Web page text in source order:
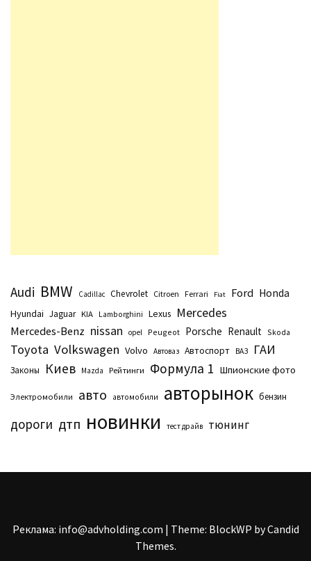
Audi BMW Cadillac Chevrolet Citroen Ferrari Fiat Ford Honda
Hyundai Jaguar KIA Lamborghini Lexus Mercedes
Mercedes-Benz nissan opel Peugeot Porsche Renault Skoda
Toyota Volkswagen Volvo Автоваз Автоспорт ВАЗ ГАИ
Законы Киев Маzda Рейтинги Формула 1 Шпионские фото
Электромобили авто автомобили авторынок бензин
дороги дтп новинки тест драйв тюнинг
Реклама: info@advholding.com | Theme: BlockWP byCandid
Themes.